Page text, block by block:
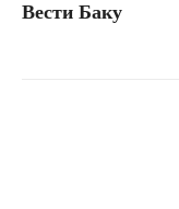
Вести Баку